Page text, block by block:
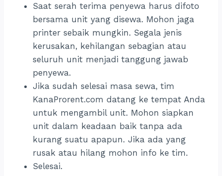
Saat serah terima penyewa harus difoto
bersama unit yang disewa. Mohon jaga
printer sebaik mungkin. Segala jenis
kerusakan, kehilangan sebagian atau
seluruh unit menjadi tanggung jawab
penyewa.
Jika sudah selesai masa sewa, tim
KanaProrent.com datang ke tempat Anda
untuk mengambil unit. Mohon siapkan
unit dalam keadaan baik tanpa ada
kurang suatu apapun. Jika ada yang
rusak atau hilang mohon info ke tim.
Selesai.